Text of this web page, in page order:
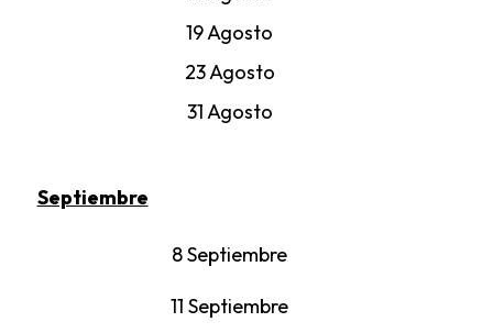
19 Agosto
23 Agosto
31 Agosto
Septiembre
8 Septiembre
11 Septiembre